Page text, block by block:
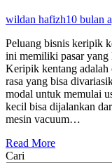
wildan hafizh10 bulan
Peluang bisnis keripik
ini memiliki pasar yang
Keripik kentang
rasa yang bisa
modal untuk memulai
kecil bisa dijalankan
mesin vacuum…
Read More
Cari